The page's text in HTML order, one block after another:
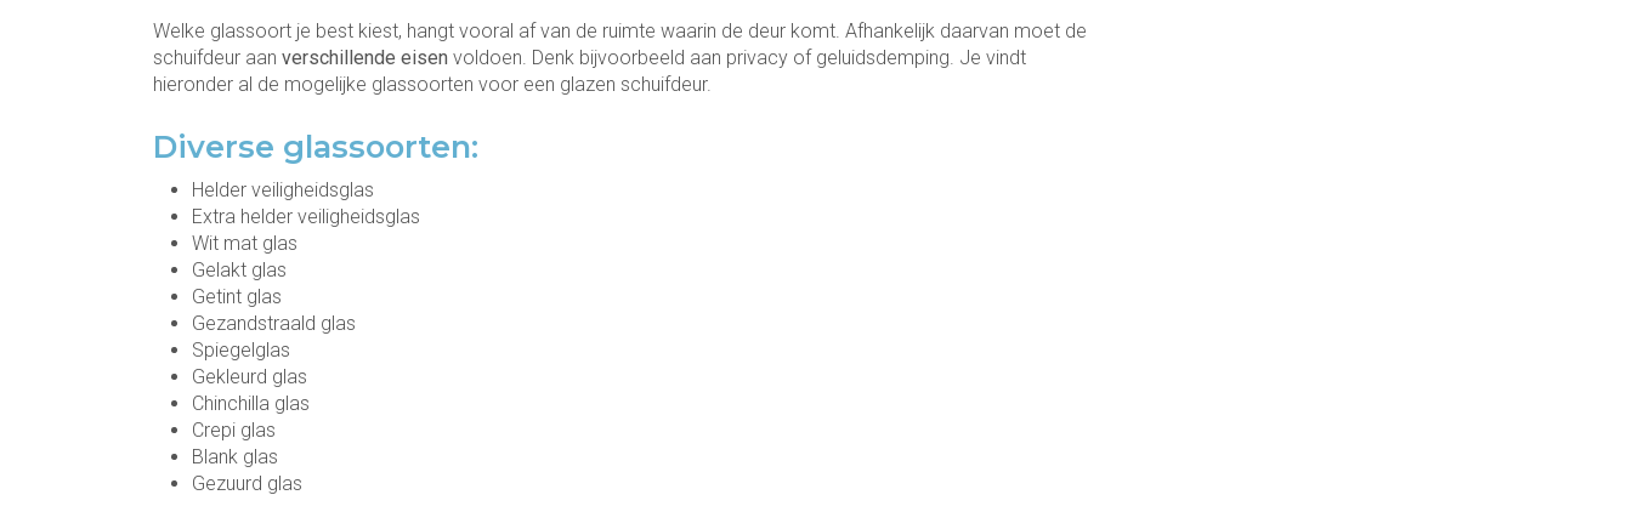
Welke glassoort je best kiest, hangt vooral af van de ruimte waarin de deur komt. Afhankelijk daarvan moet de
schuifdeur aan verschillende eisen voldoen. Denk bijvoorbeeld aan privacy of geluidsdemping. Je vindt
hieronder al de mogelijke glassoorten voor een glazen schuifdeur.
Diverse glassoorten:
Helder veiligheidsglas
Extra helder veiligheidsglas
Wit mat glas
Gelakt glas
Getint glas
Gezandstraald glas
Spiegelglas
Gekleurd glas
Chinchilla glas
Crepi glas
Blank glas
Gezuurd glas